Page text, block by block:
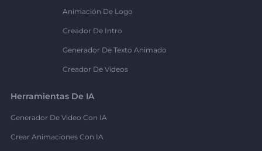
Animación De Logo
Creador De Intro
Generador De Texto Animado
Creador De Videos
Herramientas De IA
Generador De Video Con IA
Crear Animaciones Con IA